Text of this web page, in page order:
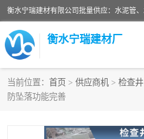
衡水宁瑞建材厂
当前位置： 首页 > 供应商机 > 检查井
防坠落功能完善
检查井
水泥检查井